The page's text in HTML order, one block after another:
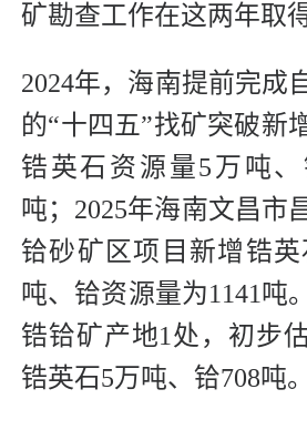
矿勘查工作在这两年取
2024年，海南提前完成
的“十四五”找矿突破
锆英石资源量5万吨、
吨；2025年海南文昌市
铪砂矿区项目新增锆英
吨、铪资源量为1141吨
锆铪矿产地1处，初步
锆英石5万吨、铪708吨。